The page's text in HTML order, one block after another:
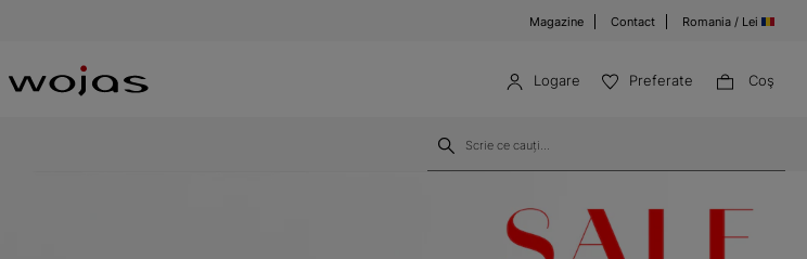
Magazine Contact Romania / Lei
Logare Preferate Coş